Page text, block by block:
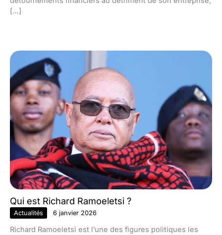
[…]
Qui est Richard Ramoeletsi ?
Actualités 6 janvier 2026
Richard Ramoeletsi est l’une des figures politiques les